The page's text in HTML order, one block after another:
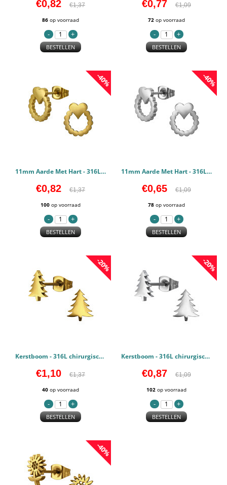
€0,82 €1,37
86 op voorraad
BESTELLEN
€0,77 €1,09
72 op voorraad
BESTELLEN
-40%
11mm Aarde Met Hart - 316L chirurgisch roestvrij staal Oorstekers PCJW50119
€0,82 €1,37
100 op voorraad
BESTELLEN
-40%
11mm Aarde Met Hart - 316L chirurgisch roestvrij staal Oorstekers PCJW50118
€0,65 €1,09
78 op voorraad
BESTELLEN
-20%
Kerstboom - 316L chirurgisch roestvrij staal Oorstekers PCJW50058
€1,10 €1,37
40 op voorraad
BESTELLEN
-20%
Kerstboom - 316L chirurgisch roestvrij staal Oorstekers PCJW50057
€0,87 €1,09
102 op voorraad
BESTELLEN
-40%